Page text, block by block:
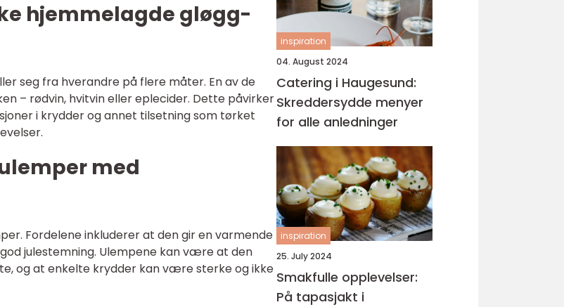
hjemmelagde gløgg-
seg fra hverandre på flere måter. En av de
– rødvin, hvitvin eller eplecider. Dette påvirker
i krydder og annet tilsetning som tørket
med
Fordelene inkluderer at den gir en varmende
julestemning. Ulempene kan være at den
og at enkelte krydder kan være sterke og ikke
inspiration
04. August 2024
Catering i Haugesund:
Skreddersydde menyer
for alle anledninger
inspiration
25. July 2024
Smakfulle opplevelser:
På tapasjakt i